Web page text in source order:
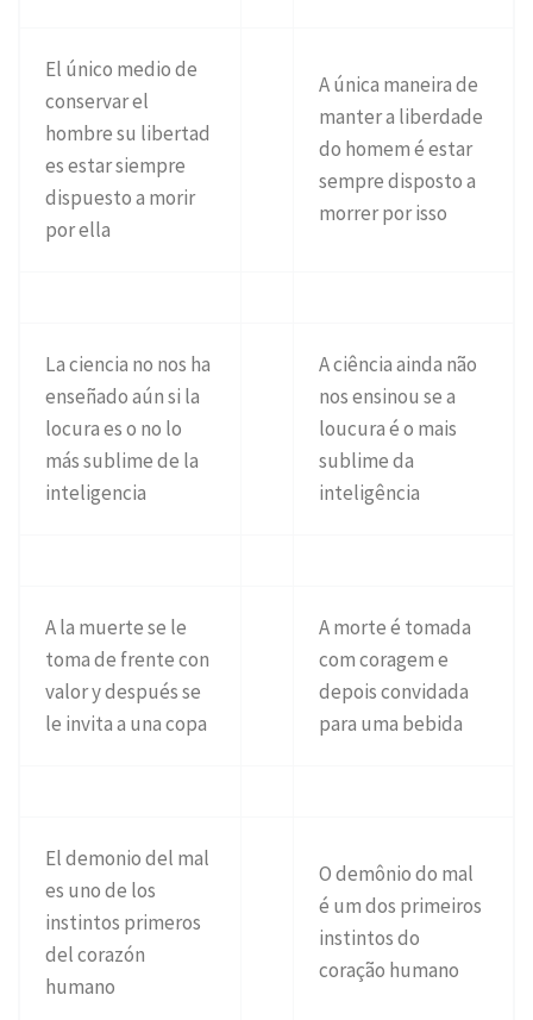
El único medio de
conservar el
hombre su libertad
es estar siempre
dispuesto a morir
por ella
A única maneira de
manter a liberdade
do homem é estar
sempre disposto a
morrer por isso
La ciencia no nos ha
enseñado aún si la
locura es o no lo
más sublime de la
inteligencia
A ciência ainda não
nos ensinou se a
loucura é o mais
sublime da
inteligência
A la muerte se le
toma de frente con
valor y después se
le invita a una copa
A morte é tomada
com coragem e
depois convidada
para uma bebida
El demonio del mal
es uno de los
instintos primeros
del corazón
humano
O demônio do mal
é um dos primeiros
instintos do
coração humano